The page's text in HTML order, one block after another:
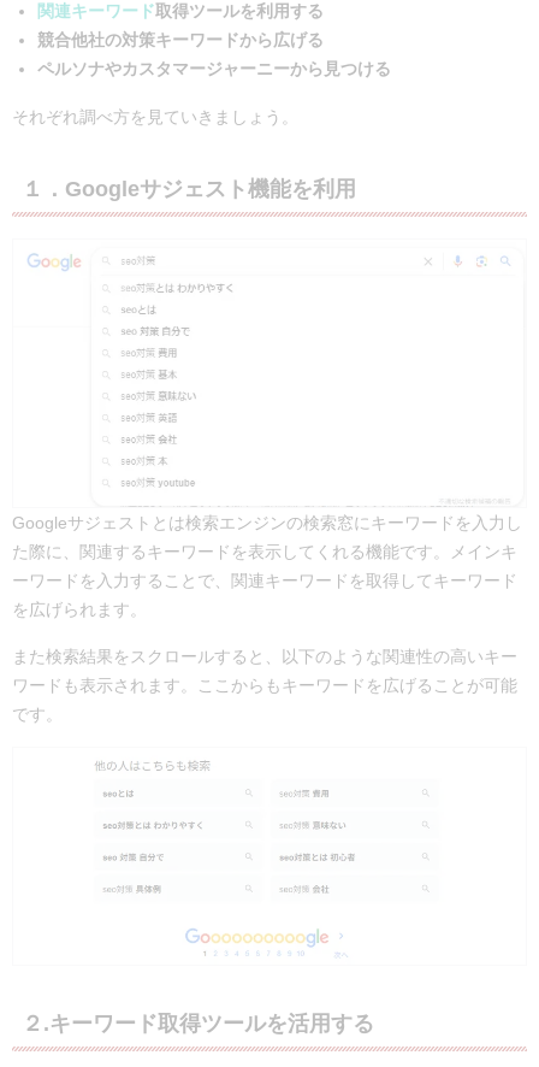
関連キーワード取得ツールを利用する
競合他社の対策キーワードから広げる
ペルソナやカスタマージャーニーから見つける
それぞれ調べ方を見ていきましょう。
１．Googleサジェスト機能を利用
Googleサジェストとは検索エンジンの検索窓にキーワードを入力し
た際に、関連するキーワードを表示してくれる機能です。メインキ
ーワードを入力することで、関連キーワードを取得してキーワード
を広げられます。
また検索結果をスクロールすると、以下のような関連性の高いキー
ワードも表示されます。ここからもキーワードを広げることが可能
です。
２.キーワード取得ツールを活用する